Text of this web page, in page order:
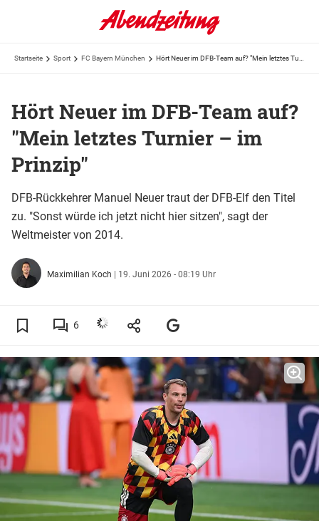
Startseite Sport FC Bayern München
Hört Neuer im DFB-Team auf?
"Mein letztes Turnier – im
Prinzip"
DFB-Rückkehrer Manuel Neuer traut der DFB-Elf den Titel
zu. "Sonst würde ich jetzt nicht hier sitzen", sagt der
Weltmeister von 2014.
Maximilian Koch | 19. Juni 2026 - 08:19 Uhr
6